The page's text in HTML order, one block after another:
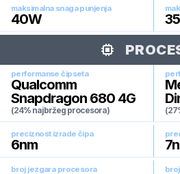
maksimalna snaga punjenja
40W 35
performanse čipseta
Qualcomm
Snapdragon 680 4G
(24% najbržeg procesora)
preciznost izrade čipa
6nm 7
broj jezgara procesora